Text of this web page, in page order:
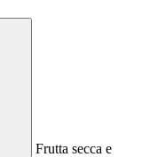
Frutta secca e